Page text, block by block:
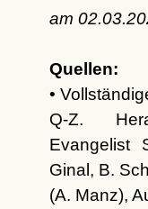
am
Quellen:
•
Q-Z.
Evangelist
Ginal, B.
(A. Manz),